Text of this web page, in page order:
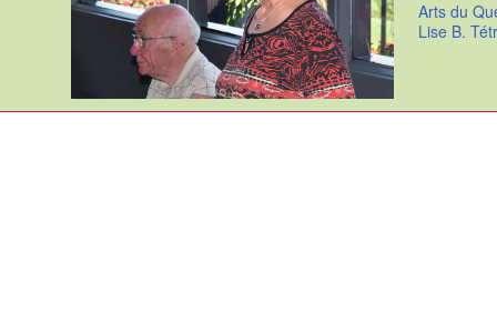
Arts du
Lise B.